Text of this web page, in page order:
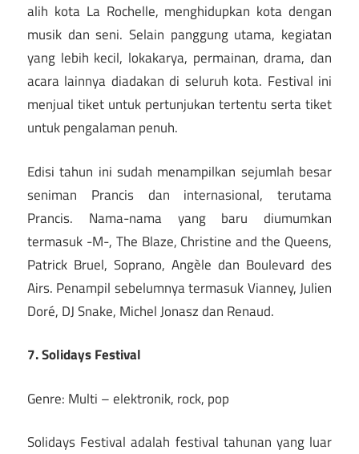
alih kota La Rochelle, menghidupkan kota dengan
musik dan seni. Selain panggung utama, kegiatan
yang lebih kecil, lokakarya, permainan, drama, dan
acara lainnya diadakan di seluruh kota. Festival ini
menjual tiket untuk pertunjukan tertentu serta tiket
untuk pengalaman penuh.
Edisi tahun ini sudah menampilkan sejumlah besar
seniman Prancis dan internasional, terutama
Prancis. Nama-nama yang baru diumumkan
termasuk -M-, The Blaze, Christine and the Queens,
Patrick Bruel, Soprano, Angèle dan Boulevard des
Airs. Penampil sebelumnya termasuk Vianney, Julien
Doré, DJ Snake, Michel Jonasz dan Renaud.
7. Solidays Festival
Genre: Multi – elektronik, rock, pop
Solidays Festival adalah festival tahunan yang luar